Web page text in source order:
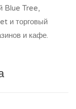
Blue Tree,
и торговый
и кафе.